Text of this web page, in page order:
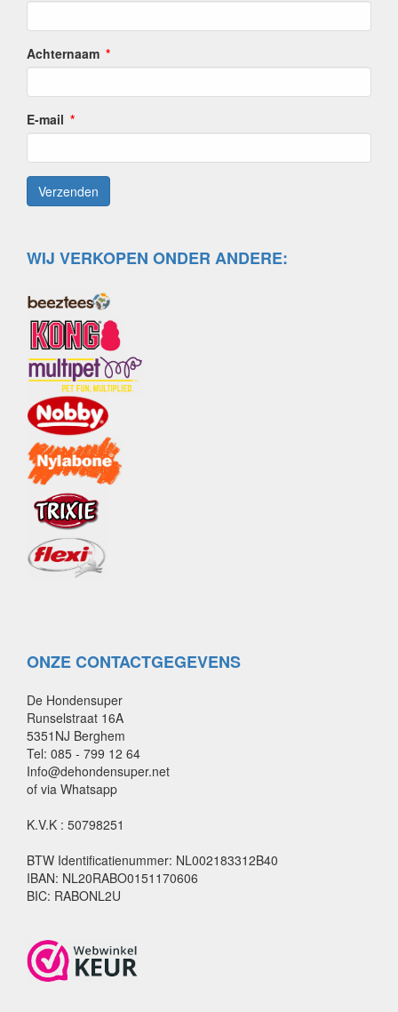
Achternaam
E-mail
WIJ VERKOPEN ONDER ANDERE:
ONZE CONTACTGEGEVENS
De Hondensuper
Runselstraat 16A
5351NJ Berghem
Tel: 085 - 799 12 64
Info@dehondensuper.net
of via Whatsapp
K.V.K : 50798251
BTW Identificatienummer: NL002183312B40
IBAN: NL20RABO0151170606
BIC: RABONL2U